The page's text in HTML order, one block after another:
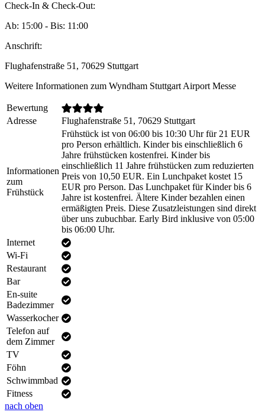
Check-In & Check-Out:
Ab: 15:00 - Bis: 11:00
Anschrift:
Flughafenstraße 51, 70629 Stuttgart
Weitere Informationen zum Wyndham Stuttgart Airport Messe
Bewertung
Adresse
Flughafenstraße 51, 70629 Stuttgart
Informationen
zum
Frühstück
Frühstück ist von 06:00 bis 10:30 Uhr für 21 EUR
pro Person erhältlich. Kinder bis einschließlich 6
Jahre frühstücken kostenfrei. Kinder bis
einschließlich 11 Jahre frühstücken zum reduzierten
Preis von 10,50 EUR. Ein Lunchpaket kostet 15
EUR pro Person. Das Lunchpaket für Kinder bis 6
Jahre ist kostenfrei. Ältere Kinder bezahlen einen
ermäßigten Preis. Diese Zusatzleistungen sind direkt
über uns zubuchbar. Early Bird inklusive von 05:00
bis 06:00 Uhr.
Internet
Wi-Fi
Restaurant
Bar
En-suite
Badezimmer
Wasserkocher
Telefon auf
dem Zimmer
TV
Föhn
Schwimmbad
Fitness
nach oben